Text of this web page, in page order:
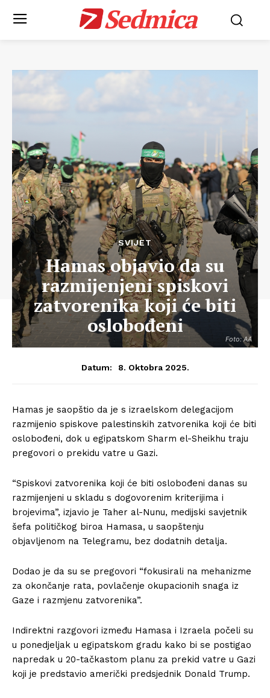
Sedmica
Foto: AA
SVIJET
Hamas objavio da su
razmijenjeni spiskovi
zatvorenika koji će biti
oslobođeni
Datum: 8. Oktobra 2025.
Hamas je saopštio da je s izraelskom delegacijom
razmijenio spiskove palestinskih zatvorenika koji će biti
oslobođeni, dok u egipatskom Sharm el-Sheikhu traju
pregovori o prekidu vatre u Gazi.
“Spiskovi zatvorenika koji će biti oslobođeni danas su
razmijenjeni u skladu s dogovorenim kriterijima i
brojevima”, izjavio je Taher al-Nunu, medijski savjetnik
šefa političkog biroa Hamasa, u saopštenju
objavljenom na Telegramu, bez dodatnih detalja.
Dodao je da su se pregovori “fokusirali na mehanizme
za okončanje rata, povlačenje okupacionih snaga iz
Gaze i razmjenu zatvorenika”.
Indirektni razgovori između Hamasa i Izraela počeli su
u ponedjeljak u egipatskom gradu kako bi se postigao
napredak u 20-tačkastom planu za prekid vatre u Gazi
koji je predstavio američki predsjednik Donald Trump.